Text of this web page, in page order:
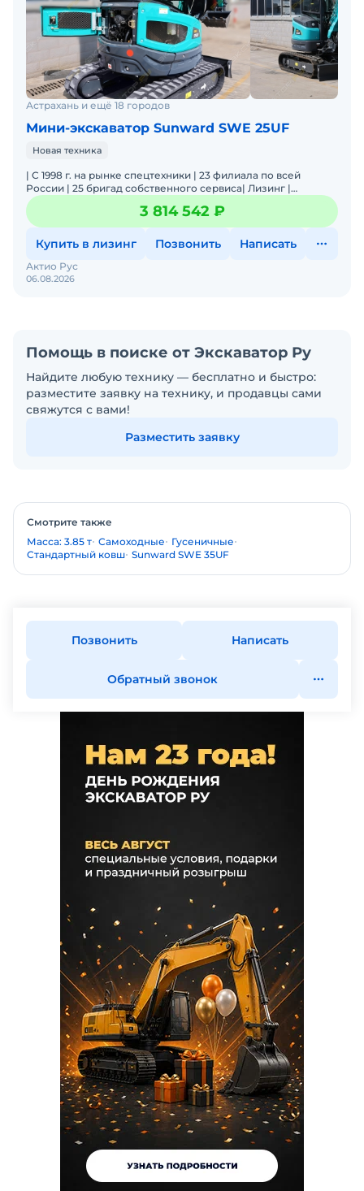
Астрахань и ещё 18 городов
Мини-экскаватор Sunward SWE 25UF
Новая техника
| C 1998 г. на рынке спецтехники | 23 филиала по всей
России | 25 бригад собственного сервиса| Лизинг |
Оригинальные запчасти | Цена/Качество | Акции и скидки |
3 814 542 ₽
Купить в лизинг Позвонить Написать
06.08.2026
Актио Рус
Помощь в поиске от Экскаватор Ру
Найдите любую технику — бесплатно и быстро:
разместите заявку на технику, и продавцы сами
свяжутся с вами!
Разместить заявку
Смотрите также
Масса: 3.85 т Самоходные
Гусеничные
Стандартный ковш Sunward SWE 35UF
Позвонить Написать
Обратный звонок